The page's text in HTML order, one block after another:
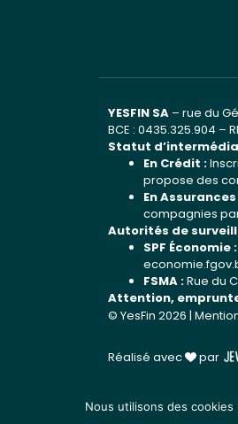
YESFIN SA – rue du
BCE : 0435.325.904 –
Statut
En Crédit :
propose des
En Assurances
compagnies
Autorités de
SPF Économie :
FSMA :Rue du
Attention,
© YesFin 2026 |
Réalisé avec par
Nous utilisons des